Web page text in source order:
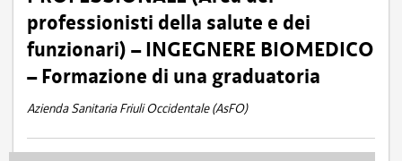
professionisti della salute e dei
funzionari) – INGEGNERE BIOMEDICO
– Formazione di una graduatoria
Azienda Sanitaria Friuli Occidentale (AsFO)